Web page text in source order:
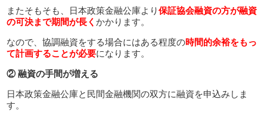
またそもそも、日本政策金融公庫より保証協会融資の方が融資
の可決まで期間が長くかかります。
なので、協調融資をする場合にはある程度の時間的余裕をもっ
て計画することが必要になります。
② 融資の手間が増える
日本政策金融公庫と民間金融機関の双方に融資を申込みしま
す。